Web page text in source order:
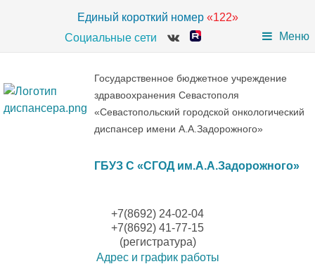
Единый короткий номер«122»
Социальные сети
Меню
Государственное бюджетное учреждение
здравоохранения Севастополя
«Севастопольский городской онкологический
диспансер имени А.А.Задорожного»
ГБУЗ С «СГОД им.А.А.Задорожного»
+7(8692) 24-02-04
+7(8692) 41-77-15
(регистратура)
Адрес и график работы